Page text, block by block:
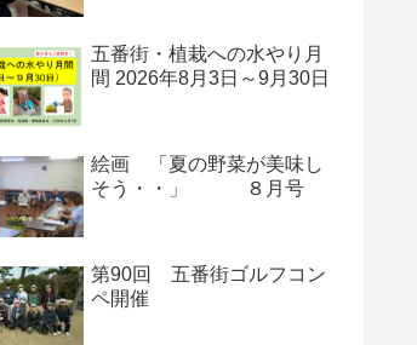
五番街・植栽への水やり月
間 2026年8月3日～9月30日
絵画 「夏の野菜が美味し
そう・・」 ８月号
第90回 五番街ゴルフコン
ペ開催